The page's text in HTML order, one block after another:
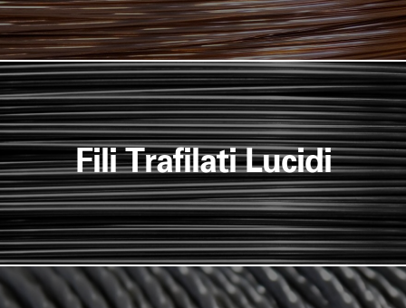
Fili Trafilati Lucidi